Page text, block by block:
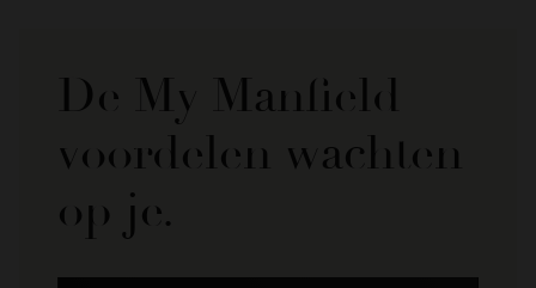
De My Manfield
voordelen wachten
op je.